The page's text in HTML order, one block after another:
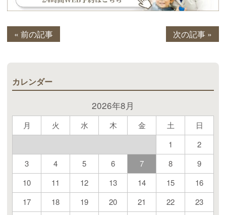
« 前の記事 次の記事 »
カレンダー
2026年8月
月 火 水 木 金 土 日
1
2
3
4 5 6 7 8
9
10
11 12 13 14 15
16
17
18 19 20 21 22
23